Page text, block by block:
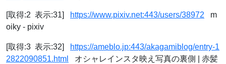
[取得:2 表示:31] https://www.pixiv.net:443/users/38972 m
oiky - pixiv
[取得:3 表示:32]
https://ameblo.jp:443/akagamiblog/entry-1
2822090851.html
オシャレインスタ映え写真の裏側 | 赤髪